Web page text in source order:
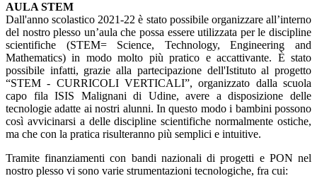
AULA STEM
Dall'anno scolastico 2021-22 è stato possibile organizzare all’interno
del nostro plesso un’aula che possa essere utilizzata per le discipline
scientifiche (STEM= Science, Technology, Engineering and
Mathematics) in modo molto più pratico e accattivante. È stato
possibile infatti, grazie alla partecipazione dell'Istituto al progetto
“STEM - CURRICOLI VERTICALI”, organizzato dalla scuola
capo fila ISIS Malignani di Udine, avere a disposizione delle
tecnologie adatte ai nostri alunni. In questo modo i bambini possono
così avvicinarsi a delle discipline scientifiche normalmente ostiche,
ma che con la pratica risulteranno più semplici e intuitive.
Tramite finanziamenti con bandi nazionali di progetti e PON nel
nostro plesso vi sono varie strumentazioni tecnologiche, fra cui: